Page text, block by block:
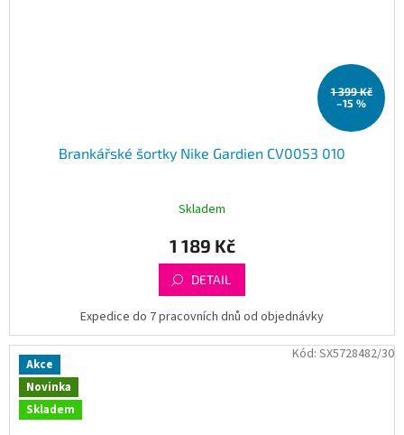
1 399 Kč
–15 %
Brankářské šortky Nike Gardien CV0053 010
Skladem
1 189 Kč
DETAIL
Expedice do 7 pracovních dnů od objednávky
Akce
Novinka
Skladem
Kód: SX5728482/30